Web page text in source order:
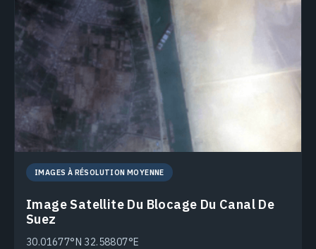
IMAGES À RÉSOLUTION MOYENNE
Image Satellite Du Blocage Du Canal De
Suez
30.01677°N 32.58807°E